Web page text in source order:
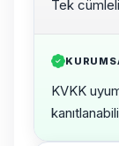
Tek
KVKK